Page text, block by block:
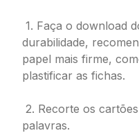
1. Faça o download
durabilidade,
papel mais firme,
plastificar as fichas.
2. Recorte os
palavras.